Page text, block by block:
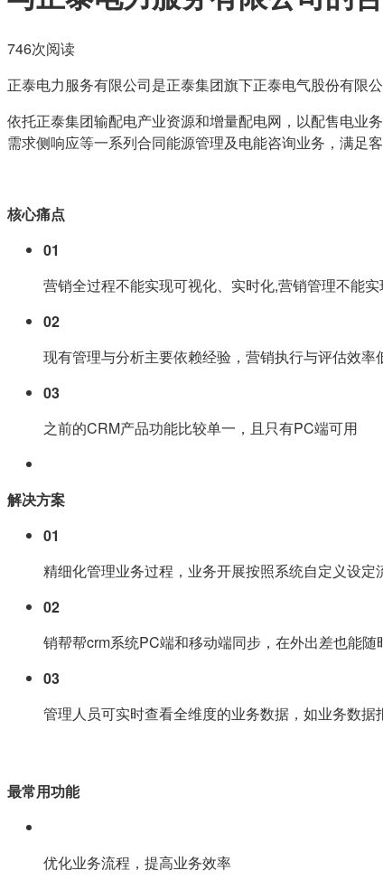
746次阅读
正泰电力服务有限公司是正泰集团旗下正泰电气股份有限
依托正泰集团输配电产业资源和增量配电网，以配售电业
需求侧响应等一系列合同能源管理及电能咨询业务，满足
核心痛点
01
营销全过程不能实现可视化、实时化,营销管理不能
02
现有管理与分析主要依赖经验，营销执行与评估效率
03
之前的CRM产品功能比较单一，且只有PC端可用
解决方案
01
精细化管理业务过程，业务开展按照系统自定义设
02
销帮帮crm系统PC端和移动端同步，在外出差也能随
03
管理人员可实时查看全维度的业务数据，如业务数
最常用功能
优化业务流程，提高业务效率